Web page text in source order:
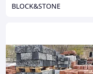
BLOCK&STONE